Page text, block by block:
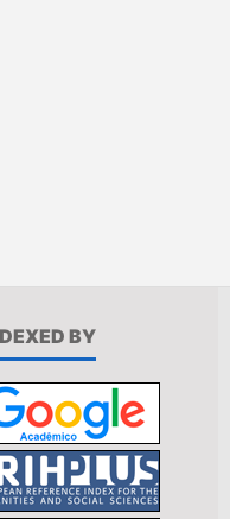
BY